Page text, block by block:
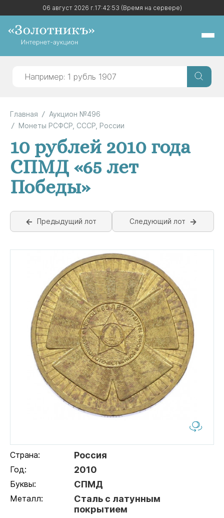
06 август 2026 г.17:42:53 (Время на сервере)
06 август 2026 г.17:42:53 (Время на сервере)
Главная
Аукцион №496
Монеты РСФСР, СССР, России
10 рублей 2010 года
СПМД «65 лет
Победы»
Предыдущий лот Следующий лот
Страна: Россия
Год: 2010
Буквы: СПМД
Металл:
Сталь с латунным
покрытием